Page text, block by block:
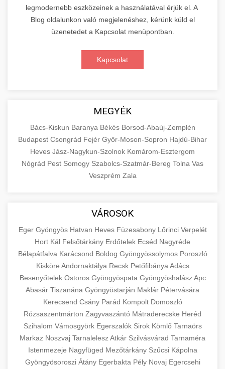
legmodernebb eszközeinek a használatával érjük el. A
Blog oldalunkon való megjelenéshez, kérünk küld el
üzenetedet a Kapcsolat menüpontban.
Kapcsolat
MEGYÉK
Bács-Kiskun Baranya Békés Borsod-Abaúj-Zemplén
Budapest Csongrád Fejér Győr-Moson-Sopron Hajdú-Bihar
Heves Jász-Nagykun-Szolnok Komárom-Esztergom
Nógrád Pest Somogy Szabolcs-Szatmár-Bereg Tolna Vas
Veszprém Zala
VÁROSOK
Eger Gyöngyös Hatvan Heves Füzesabony Lőrinci Verpelét
Hort Kál Felsőtárkány Erdőtelek Ecséd Nagyréde
Bélapátfalva Karácsond Boldog Gyöngyössolymos Poroszló
Kisköre Andornaktálya Recsk Petőfibánya Adács
Besenyőtelek Ostoros Gyöngyöspata Gyöngyöshalász Apc
Abasár Tiszanána Gyöngyöstarján Maklár Pétervására
Kerecsend Csány Parád Kompolt Domoszló
Rózsaszentmárton Zagyvaszántó Mátraderecske Heréd
Szihalom Vámosgyörk Egerszalók Sirok Kömlő Tarnaörs
Markaz Noszvaj Tarnalelesz Atkár Szilvásvárad Tarnaméra
Istenmezeje Nagyfüged Mezőtárkány Szűcsi Kápolna
Gyöngyösoroszi Átány Egerbakta Pély Novaj Egercsehi